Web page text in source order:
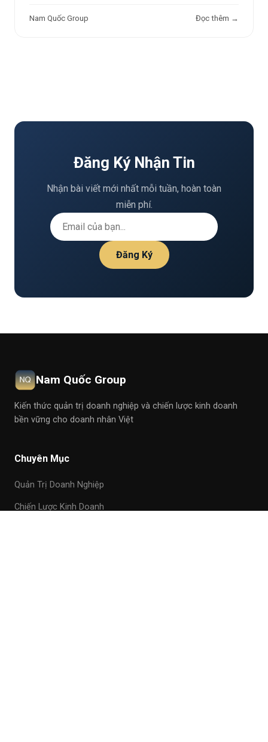
Nam Quốc Group Đọc thêm →
Đăng Ký Nhận Tin
Nhận bài viết mới nhất mỗi tuần, hoàn toàn
miễn phí.
Đăng Ký
Nam Quốc Group
Kiến thức quản trị doanh nghiệp và chiến lược kinh doanh
bền vững cho doanh nhân Việt
Chuyên Mục
Quản Trị Doanh Nghiệp
Chiến Lược Kinh Doanh